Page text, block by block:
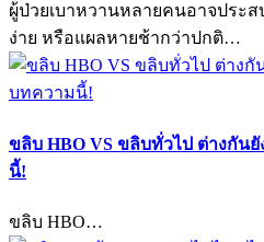
ผู้ป่วยเบาหวานหลายคนอาจประ
ง่าย หรือแผลหายช้ากว่าปกติ…
ขลิบ HBO VS ขลิบทั่วไป ต่างกัน
นี้!
ขลิบ HBO…